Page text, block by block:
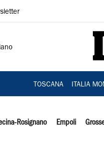
TOSCANA ITALIA
Rosignano Empoli